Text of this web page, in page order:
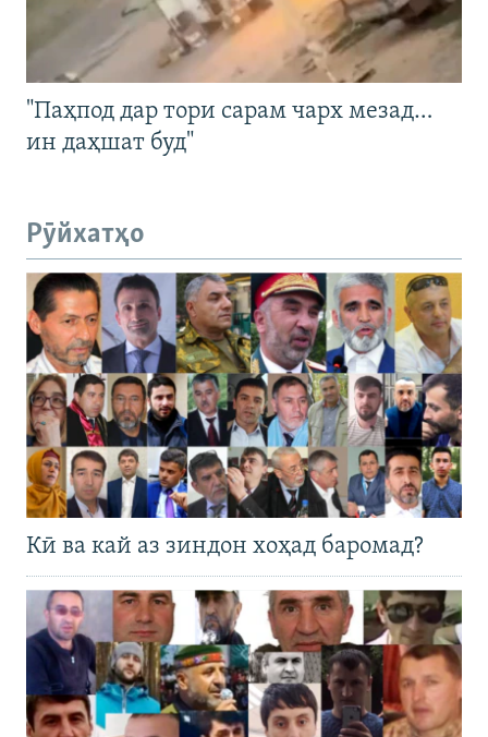
"Паҳпод дар тори сарам чарх мезад…
ин даҳшат буд"
Рӯйхатҳо
Кӣ ва кай аз зиндон хоҳад баромад?